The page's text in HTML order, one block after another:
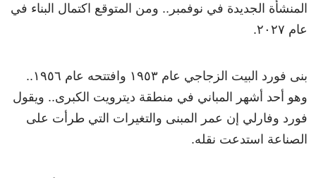
المنشأة الجديدة في نوفمبر.. ومن المتوقع اكتمال البناء في
عام ٢٠٢٧.
بنى فورد البيت الزجاجي عام ١٩٥٣ وافتتحه عام ١٩٥٦..
وهو أحد أشهر المباني في منطقة ديترويت الكبرى.. ويقول
فورد وفارلي إن عمر المبنى والتغيرات التي طرأت على
الصناعة استدعت نقله.